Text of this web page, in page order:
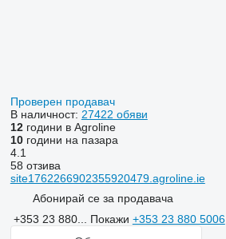
Проверен продавач
В наличност: 27422 обяви
12години в Agroline
10години на пазара
4.1
58 отзива
site1762266902355920479.agroline.ie
Абонирай се за продавача
+353 23 880... Покажи +353 23 880 5006